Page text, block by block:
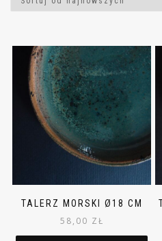
TALERZ MORSKI Ø18 CM
58,00 ZŁ